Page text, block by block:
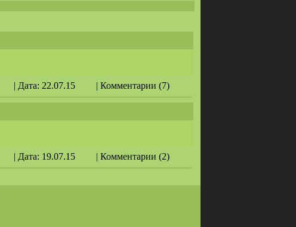
| Дата: 22.07.15 | Комментарии (7)
| Дата: 19.07.15 | Комментарии (2)